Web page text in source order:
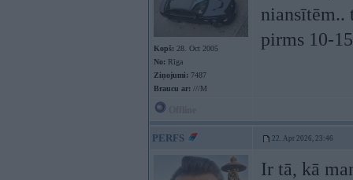
Kopš: 28. Oct 2005
No: Rīga
Ziņojumi: 7487
Braucu ar: ///M
niansītēm..
pirms 10-
PERFS 22. Apr 2026, 23:46
Ir tā, kā